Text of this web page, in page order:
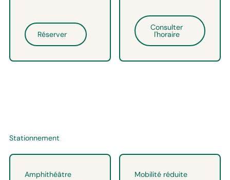
Réserver
Consulter
l'horaire
Stationnement
Amphithéâtre
Mobilité réduite